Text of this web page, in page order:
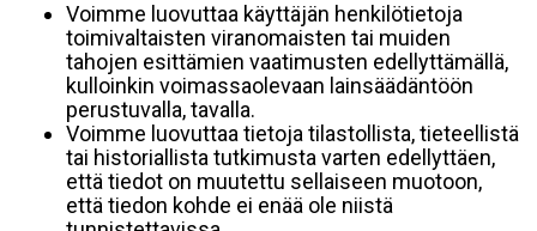
Voimme luovuttaa käyttäjän henkilötietoja
toimivaltaisten viranomaisten tai muiden
tahojen esittämien vaatimusten edellyttämällä,
kulloinkin voimassaolevaan lainsäädäntöön
perustuvalla, tavalla.
Voimme luovuttaa tietoja tilastollista, tieteellistä
tai historiallista tutkimusta varten edellyttäen,
että tiedot on muutettu sellaiseen muotoon,
että tiedon kohde ei enää ole niistä